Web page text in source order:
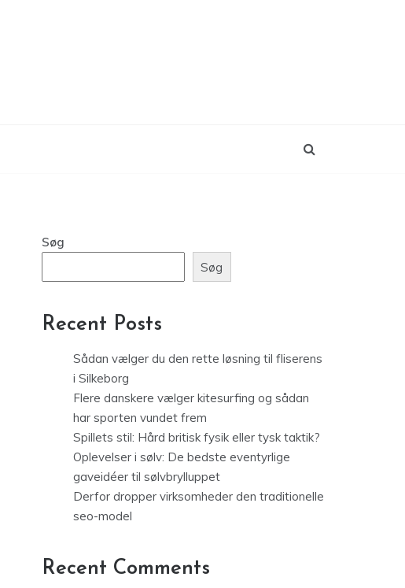
Søg
Søg
Recent Posts
Sådan vælger du den rette løsning til fliserens
i Silkeborg
Flere danskere vælger kitesurfing og sådan
har sporten vundet frem
Spillets stil: Hård britisk fysik eller tysk taktik?
Oplevelser i sølv: De bedste eventyrlige
gaveidéer til sølvbrylluppet
Derfor dropper virksomheder den traditionelle
seo-model
Recent Comments